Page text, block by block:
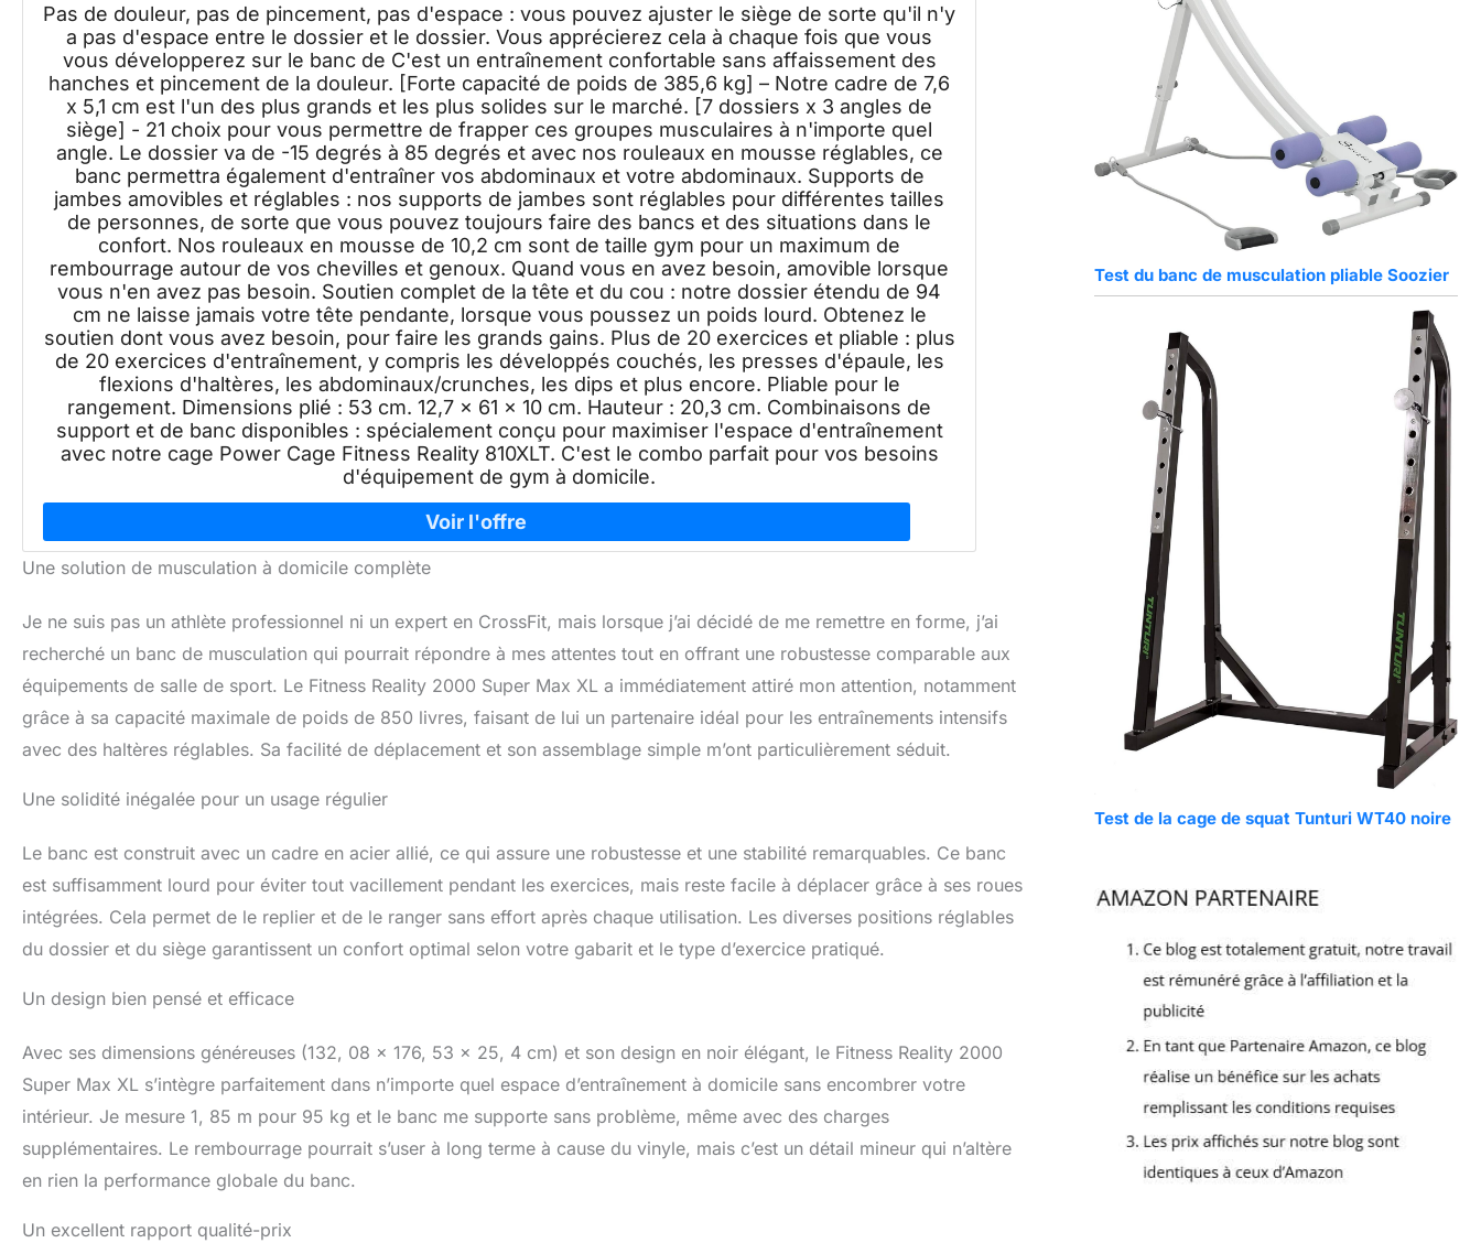
Pas de douleur, pas de pincement, pas d'espace : vous pouvez ajuster le siège de sorte qu'il n'y
a pas d'espace entre le dossier et le dossier. Vous apprécierez cela à chaque fois que vous
vous développerez sur le banc de C'est un entraînement confortable sans affaissement des
hanches et pincement de la douleur. [Forte capacité de poids de 385,6 kg] – Notre cadre de 7,6
x 5,1 cm est l'un des plus grands et les plus solides sur le marché. [7 dossiers x 3 angles de
siège] - 21 choix pour vous permettre de frapper ces groupes musculaires à n'importe quel
angle. Le dossier va de -15 degrés à 85 degrés et avec nos rouleaux en mousse réglables, ce
banc permettra également d'entraîner vos abdominaux et votre abdominaux. Supports de
jambes amovibles et réglables : nos supports de jambes sont réglables pour différentes tailles
de personnes, de sorte que vous pouvez toujours faire des bancs et des situations dans le
confort. Nos rouleaux en mousse de 10,2 cm sont de taille gym pour un maximum de
rembourrage autour de vos chevilles et genoux. Quand vous en avez besoin, amovible lorsque
vous n'en avez pas besoin. Soutien complet de la tête et du cou : notre dossier étendu de 94
cm ne laisse jamais votre tête pendante, lorsque vous poussez un poids lourd. Obtenez le
soutien dont vous avez besoin, pour faire les grands gains. Plus de 20 exercices et pliable : plus
de 20 exercices d'entraînement, y compris les développés couchés, les presses d'épaule, les
flexions d'haltères, les abdominaux/crunches, les dips et plus encore. Pliable pour le
rangement. Dimensions plié : 53 cm. 12,7 x 61 x 10 cm. Hauteur : 20,3 cm. Combinaisons de
support et de banc disponibles : spécialement conçu pour maximiser l'espace d'entraînement
avec notre cage Power Cage Fitness Reality 810XLT. C'est le combo parfait pour vos besoins
d'équipement de gym à domicile.
Une solution de musculation à domicile complète
Je ne suis pas un athlète professionnel ni un expert en CrossFit, mais lorsque j’ai décidé de me remettre en forme, j’ai
recherché un banc de musculation qui pourrait répondre à mes attentes tout en offrant une robustesse comparable aux
équipements de salle de sport. Le Fitness Reality 2000 Super Max XL a immédiatement attiré mon attention, notamment
grâce à sa capacité maximale de poids de 850 livres, faisant de lui un partenaire idéal pour les entraînements intensifs
avec des haltères réglables. Sa facilité de déplacement et son assemblage simple m’ont particulièrement séduit.
Une solidité inégalée pour un usage régulier
Le banc est construit avec un cadre en acier allié, ce qui assure une robustesse et une stabilité remarquables. Ce banc
est suffisamment lourd pour éviter tout vacillement pendant les exercices, mais reste facile à déplacer grâce à ses roues
intégrées. Cela permet de le replier et de le ranger sans effort après chaque utilisation. Les diverses positions réglables
du dossier et du siège garantissent un confort optimal selon votre gabarit et le type d’exercice pratiqué.
Un design bien pensé et efficace
Avec ses dimensions généreuses (132, 08 x 176, 53 x 25, 4 cm) et son design en noir élégant, le Fitness Reality 2000
Super Max XL s’intègre parfaitement dans n’importe quel espace d’entraînement à domicile sans encombrer votre
intérieur. Je mesure 1, 85 m pour 95 kg et le banc me supporte sans problème, même avec des charges
supplémentaires. Le rembourrage pourrait s’user à long terme à cause du vinyle, mais c’est un détail mineur qui n’altère
en rien la performance globale du banc.
Un excellent rapport qualité-prix
Test du banc de musculation pliable Soozier
Test de la cage de squat Tunturi WT40 noire